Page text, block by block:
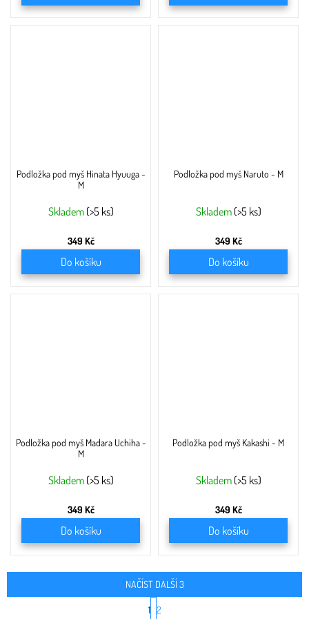
Podložka pod myš Hinata Hyuuga -
M
Skladem (>5 ks)
349 Kč
Do košíku
Podložka pod myš Naruto - M
Skladem (>5 ks)
349 Kč
Do košíku
Podložka pod myš Madara Uchiha -
M
Skladem (>5 ks)
349 Kč
Do košíku
Podložka pod myš Kakashi - M
Skladem (>5 ks)
349 Kč
Do košíku
NAČÍST DALŠÍ 3
S
t
1 2